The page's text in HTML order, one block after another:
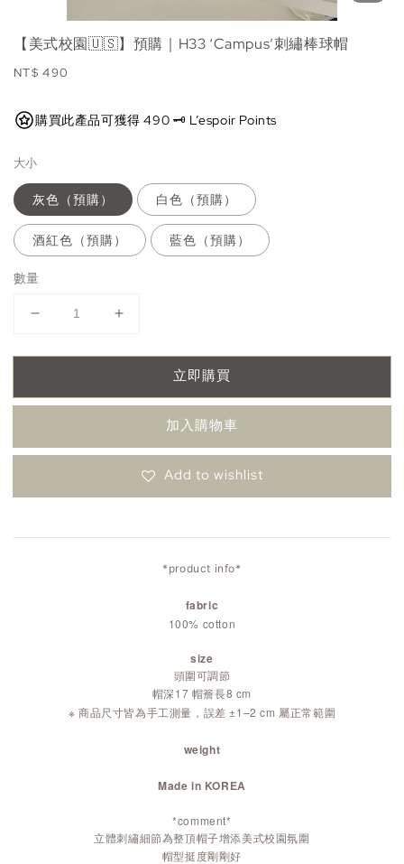
【美式校園🇺🇸】預購｜H33 ‘Campus’刺繡棒球帽
Regular
NT$ 490
購買此產品可獲得 490 🗝️ L’espoir Points
大小
灰色（預購） 白色（預購）
酒紅色（預購） 藍色（預購）
數量
立即購買
加入購物車
Add to wishlist
*product info*
fabric
100% cotton
size
頭圍可調節
帽深17 帽簷長8 cm
※ 商品尺寸皆為手工測量，誤差 ±1–2 cm 屬正常範圍
weight
Made in KOREA
*comment*
立體刺繡細節為整頂帽子增添美式校園氛圍
帽型挺度剛剛好